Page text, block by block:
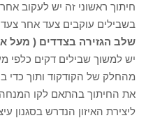
חיתוך ראשוני זה יש לעקוב
בשבילים עוקבים צעד אחר
שלב הגזירה בצדדים ( מעל
יש למשוך שבילים דקים כלפי
מהחלק של הקודקוד ותוך כדי
את החיתוך בהתאם לקו
ליצירת האיזון הנדרש בסגנון